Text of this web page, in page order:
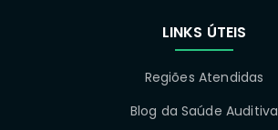
LINKS ÚTEIS
Regiões Atendidas
Blog da Saúde Auditiva